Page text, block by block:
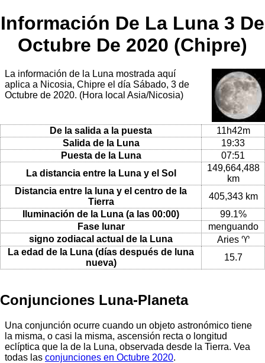
Información De La Luna 3 De
Octubre De 2020 (Chipre)
La información de la Luna mostrada aquí
aplica a Nicosia, Chipre el día Sábado, 3 de
Octubre de 2020. (Hora local Asia/Nicosia)
De la salida a la puesta
11h42m
Salida de la Luna
19:33
Puesta de la Luna
07:51
La distancia entre la Luna y el Sol
149,664,488
km
Distancia entre la luna y el centro de la
Tierra
405,343 km
Iluminación de la Luna (a las 00:00)
99.1%
Fase lunar
menguando
signo zodiacal actual de la Luna
Aries ♈
La edad de la Luna (días después de luna
nueva)
15.7
Conjunciones Luna-Planeta
Una conjunción ocurre cuando un objeto astronómico tiene
la misma, o casi la misma, ascensión recta o longitud
eclíptica que la de la Luna, observada desde la Tierra. Vea
todas las conjunciones en Octubre 2020.